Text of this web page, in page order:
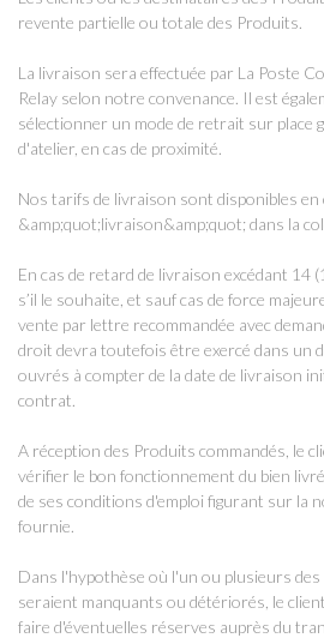
revente partielle ou totale des Produits.
La livraison sera effectuée par La Poste
Relay selon notre convenance. Il est
sélectionner un mode de retrait sur place
d'atelier, en cas de proximité.
Nos tarifs de livraison sont disponibles
&amp;quot;livraison&amp;quot; dans la
En cas de retard de livraison excédant 14
s’il le souhaite, et sauf cas de force
vente par lettre recommandée avec
droit devra toutefois être exercé dans un
ouvrés à compter de la date de livraison
contrat.
A réception des Produits commandés, le
vérifier le bon fonctionnement du bien
de ses conditions d'emploi figurant sur la
fournie.
Dans l'hypothèse où l'un ou plusieurs
seraient manquants ou détériorés, le
faire d'éventuelles réserves auprès du